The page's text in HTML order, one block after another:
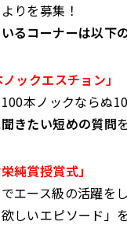
りを募集！
るコーナーは以下
ックエスチョン」
本ノックならぬ
きたい短めの質問
純賞授賞式」
エース級の活躍を
欲しいエピソード」